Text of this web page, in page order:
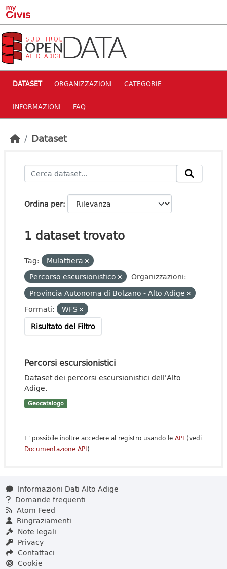
Skip to main content
DATASET ORGANIZZAZIONI CATEGORIE
INFORMAZIONI FAQ
Dataset
Ordina per
1 dataset trovato
Tag:
Mulattiera
Percorso escursionistico
Organizzazioni:
Provincia Autonoma di Bolzano - Alto Adige
Formati:
WFS
Risultato del Filtro
Percorsi escursionistici
Dataset dei percorsi escursionistici dell'Alto
Adige.
Geocatalogo
E' possibile inoltre accedere al registro usando le API (vedi
Documentazione API).
Informazioni Dati Alto Adige
Domande frequenti
Atom Feed
Ringraziamenti
Note legali
Privacy
Contattaci
Cookie